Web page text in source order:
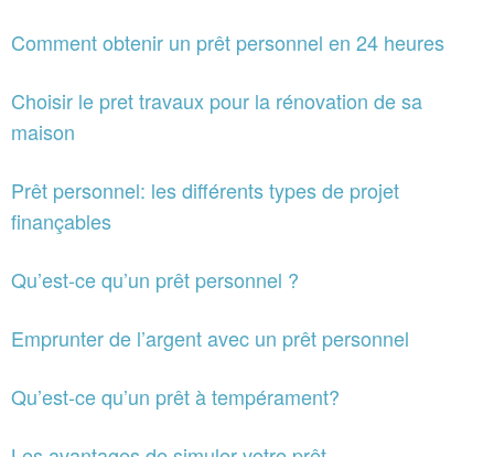
Comment obtenir un prêt personnel en 24 heures
Choisir le pret travaux pour la rénovation de sa
maison
Prêt personnel: les différents types de projet
finançables
Qu’est-ce qu’un prêt personnel ?
Emprunter de l’argent avec un prêt personnel
Qu’est-ce qu’un prêt à tempérament?